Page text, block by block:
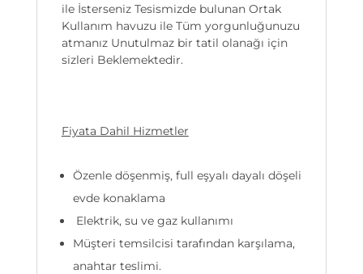
ile İsterseniz Tesismizde bulunan Ortak
Kullanım havuzu ile Tüm yorgunluğunuzu
atmanız Unutulmaz bir tatil olanağı için
sizleri Beklemektedir.
Fiyata Dahil Hizmetler
Özenle döşenmiş, full eşyalı dayalı döşeli
evde konaklama
Elektrik, su ve gaz kullanımı
Müşteri temsilcisi tarafından karşılama,
anahtar teslimi.